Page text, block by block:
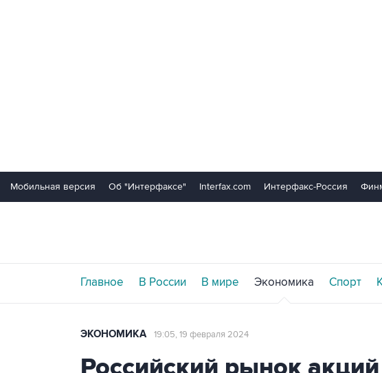
Мобильная версия Об "Интерфаксе" Interfax.com Интерфакс-Россия
Главное В России В мире Экономика Спорт
ЭКОНОМИКА 19:05, 19 февраля 2024